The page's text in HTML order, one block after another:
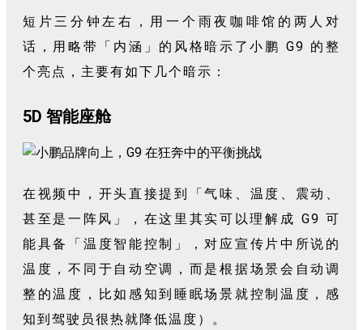
短片三分钟左右，用一个雨夜咖啡馆的两人对
话，用略带「内涵」的风格暗示了小鹏 G9 的整
个亮点，主要有如下几个暗示：
5D 智能座舱
在视频中，开头直接提到「气味、温度、震动、
甚至是一阵风」，在这里其实可以理解成 G9 可
能具备「温度智能控制」，对应宣传片中所说的
温度，不同于自动空调，而是根据场景会自动调
整的温度，比如感知到睡眠场景就控制温度，感
知到驾驶员很热就降低温度）。